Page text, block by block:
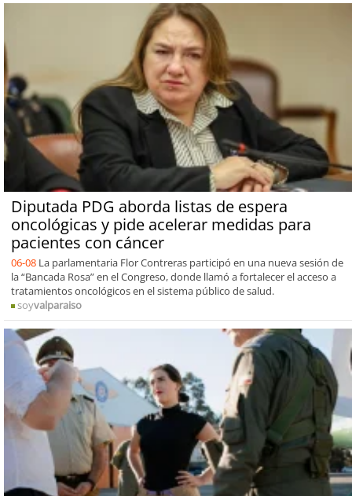
Diputada PDG aborda listas de espera
oncológicas y pide acelerar medidas para
pacientes con cáncer
06-08 La parlamentaria Flor Contreras participó en una nueva sesión de
la “Bancada Rosa” en el Congreso, donde llamó a fortalecer el acceso a
tratamientos oncológicos en el sistema público de salud.
soyvalparaiso